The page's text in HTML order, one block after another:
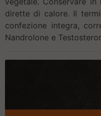
dirette di calore. Il
confezione integra,
Nandrolone e